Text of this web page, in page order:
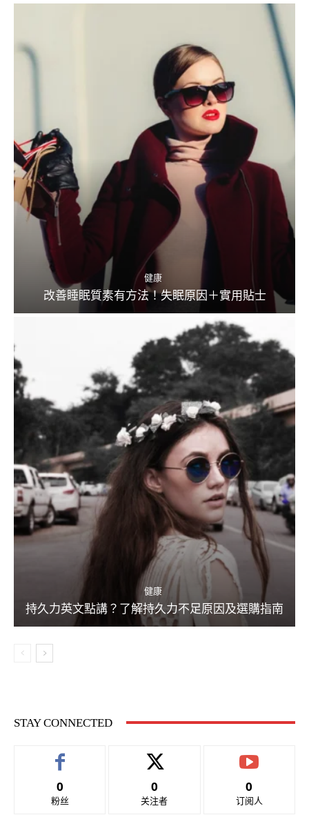
健康
改善睡眠質素有方法！失眠原因＋實用貼士
健康
持久力英文點講？了解持久力不足原因及選購指南
STAY CONNECTED
0
粉丝
0
关注者
0
订阅人